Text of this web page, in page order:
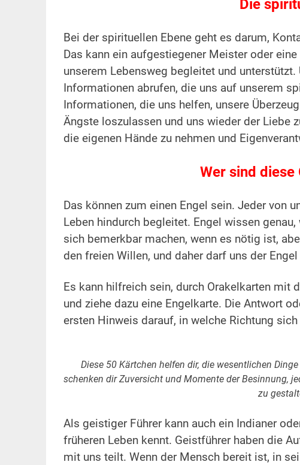
Die
Bei der spirituellen Ebene geht es darum,
Das kann ein aufgestiegener Meister oder
unserem Lebensweg begleitet und
Informationen abrufen, die uns auf unserem
Informationen, die uns helfen, unsere
Ängste loszulassen und uns wieder der Liebe
die eigenen Hände zu nehmen und
Wer sind diese
Das können zum einen Engel sein. Jeder von
Leben hindurch begleitet. Engel wissen
sich bemerkbar machen, wenn es nötig ist,
den freien Willen, und daher darf uns der
Es kann hilfreich sein, durch Orakelkarten mit
und ziehe dazu eine Engelkarte. Die Antwort
ersten Hinweis darauf, in welche Richtung
Diese 50 Kärtchen helfen dir, die wesentlichen
schenken dir Zuversicht und Momente der Besinnung,
zu
Als geistiger Führer kann auch ein Indianer
früheren Leben kennt. Geistführer haben die
mit uns teilt. Wenn der Mensch bereit ist, in